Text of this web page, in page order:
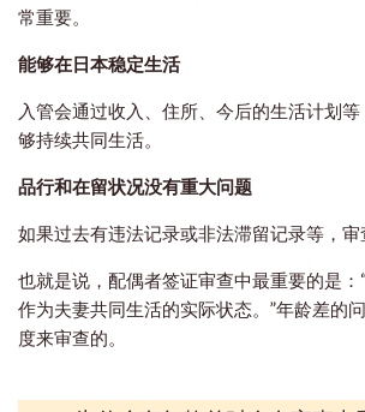
常重要。
能够在日本稳定生活
入管会通过收入、住所、今后的生活计划
够持续共同生活。
品行和在留状况没有重大问题
如果过去有违法记录或非法滞留记录等，审
也就是说，配偶者签证审查中最重要的是
作为夫妻共同生活的实际状态。”年龄差的
度来审查的。